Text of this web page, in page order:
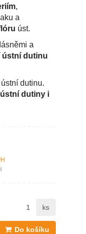
,
a
úst.
a
ústní dutinu
dutinu.
dutiny i
ks
Do košíku